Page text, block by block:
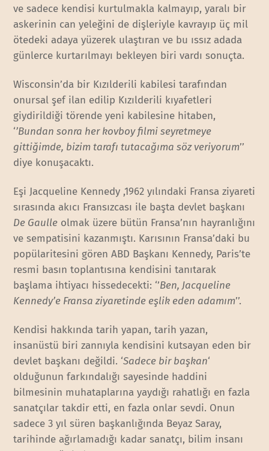
ve sadece kendisi kurtulmakla kalmayıp, yaralı bir
askerinin can yeleğini de dişleriyle kavrayıp üç mil
ötedeki adaya yüzerek ulaştıran ve bu ıssız adada
günlerce kurtarılmayı bekleyen biri vardı sonuçta.
Wisconsin’da bir Kızılderili kabilesi tarafından
onursal şef ilan edilip Kızılderili kıyafetleri
giydirildiği törende yeni kabilesine hitaben,
‘’Bundan sonra her kovboy filmi seyretmeye
gittiğimde, bizim tarafı tutacağıma söz veriyorum’’
diye konuşacaktı.
Eşi Jacqueline Kennedy ,1962 yılındaki Fransa ziyareti
sırasında akıcı Fransızcası ile başta devlet başkanı
De Gaulle olmak üzere bütün Fransa’nın hayranlığını
ve sempatisini kazanmıştı. Karısının Fransa’daki bu
popülaritesini gören ABD Başkanı Kennedy, Paris’te
resmi basın toplantısına kendisini tanıtarak
başlama ihtiyacı hissedecekti: ‘’Ben, Jacqueline
Kennedy’e Fransa ziyaretinde eşlik eden adamım’’.
Kendisi hakkında tarih yapan, tarih yazan,
insanüstü biri zannıyla kendisini kutsayan eden bir
devlet başkanı değildi. ‘Sadece bir başkan‘
olduğunun farkındalığı sayesinde haddini
bilmesinin muhataplarına yaydığı rahatlığı en fazla
sanatçılar takdir etti, en fazla onlar sevdi. Onun
sadece 3 yıl süren başkanlığında Beyaz Saray,
tarihinde ağırlamadığı kadar sanatçı, bilim insanı